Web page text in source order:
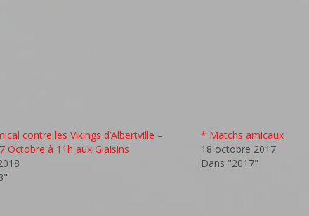
contre les Vikings d’Albertville –
Octobre à 11h aux Glaisins
* Matchs amicaux
18 octobre 2017
Dans "2017"